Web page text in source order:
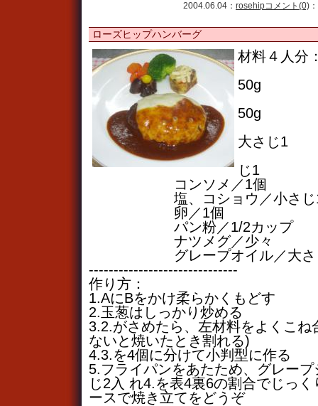
2004.06.04： rosehipコメント(0)
ローズヒップハンバーグ
材料４人分
50g
50g
大さじ1
じ1
コンソメ／1個
塩、コショウ／小さじ
卵／1個
パン粉／1/2カップ
ナツメグ／少々
グレープオイル／大さ
------------------------------
作り方：
1.AにBをかけ柔らかくもどす
2.玉葱はしっかり炒める
3.2.がさめたら、左材料をよくこね
ないと焼いたとき割れる)
4.3.を4個に分けて小判型に作る
5.フライパンをあたため、グレー
じ2入 れ4.を表4裏6の割合でじっ
ースで焼き立てをどうぞ